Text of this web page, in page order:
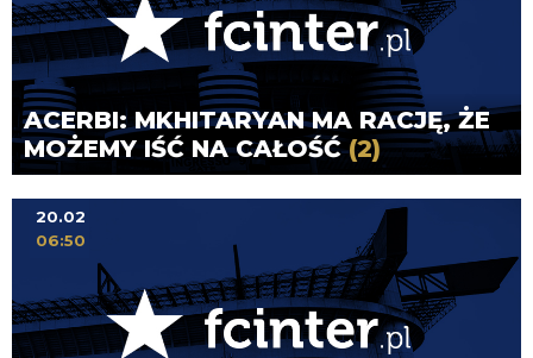
ACERBI: MKHITARYAN MA RACJĘ, ŻE
MOŻEMY IŚĆ NA CAŁOŚĆ(2)
20.02
06:50